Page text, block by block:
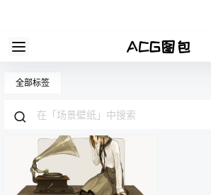
全部标签